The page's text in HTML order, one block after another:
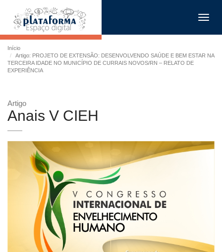
Início
Artigo: PROJETO DE EXTENSÃO: DESENVOLVENDO SAÚDE E BEM ESTAR NA
TERCEIRA IDADE NO MUNICÍPIO DE CURRAIS NOVOS/RN – RELATO DE
EXPERIÊNCIA
Artigo
Anais V CIEH